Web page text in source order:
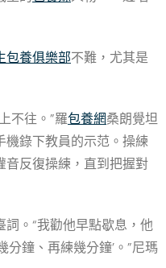
包養俱樂部不難，尤其是
不往。”羅包養網桑朗覺坦
機錄下教員的示范。操練
音反復操練，直到把握對
。“我勸他早點歇息，他
分鐘、再練幾分鐘’。”尼瑪